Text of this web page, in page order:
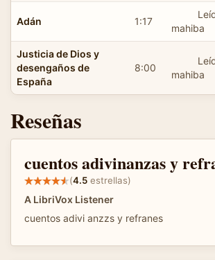
Adán 1:17
mahiba
Justicia de Dios y
desengaños de
España
8:00
mahiba
Reseñas
cuentos adivinanzas y
(4.5 estrellas)
A LibriVox Listener
cuentos adivi anzzs y refranes